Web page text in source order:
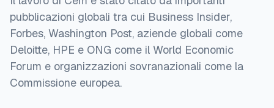
pubblicazioni globali tra cui Business Insider,
Forbes, Washington Post, aziende globali come
Deloitte, HPE e ONG come il World Economic
Forum e organizzazioni sovranazionali come la
Commissione europea.